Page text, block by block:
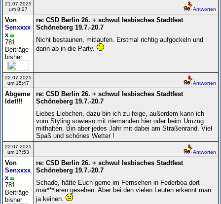
21.07.2025
um 8:27
Antworten
Von
Senxxxx
x
781
Beiträge
bisher
re: CSD Berlin 26. + schwul lesbisches Stadtfest
Schöneberg 19.7.-20.7
Nicht bestaunen, mitlaufen. Erstmal richtig aufgockeln und
dann ab in die Party.
22.07.2025
um 15:47
Antworten
Abgeme
ldet!!!
re: CSD Berlin 26. + schwul lesbisches Stadtfest
Schöneberg 19.7.-20.7
Liebes Liebchen, dazu bin ich zu feige, außerdem kann ich
vom Styling sowieso mit niemanden hier oder beim Umzug
mithalten. Bin aber jedes Jahr mit dabei am Straßenrand. Viel
Spaß und schönes Wetter !
22.07.2025
um 17:53
Antworten
Von
Senxxxx
x
781
Beiträge
bisher
re: CSD Berlin 26. + schwul lesbisches Stadtfest
Schöneberg 19.7.-20.7
Schade, hätte Euch gerne im Fernsehen in Federboa dort
mar***ieren gesehen. Aber bei den vielen Leuten erkennt man
ja keinen.